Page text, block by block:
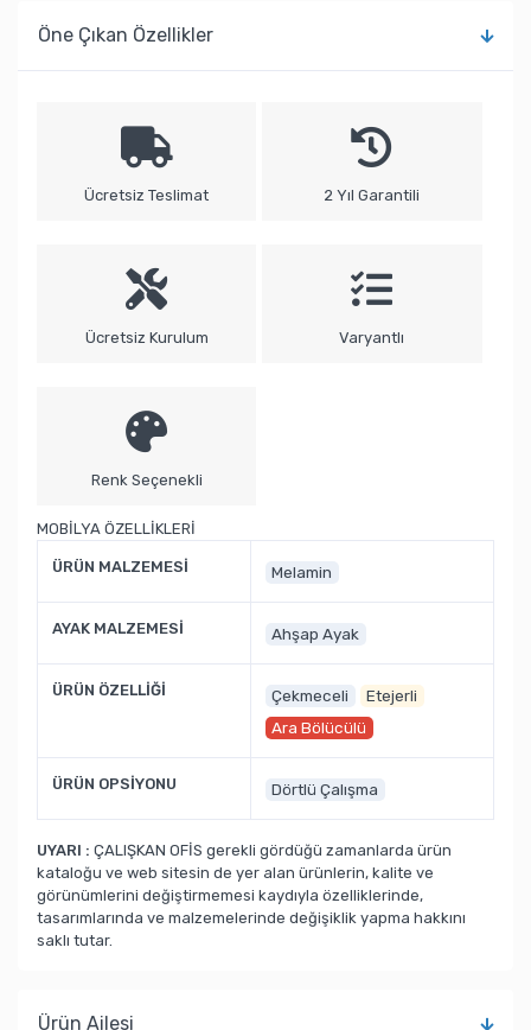
Öne Çıkan Özellikler
Ücretsiz Teslimat 2 Yıl Garantili
Ücretsiz Kurulum Varyantlı
Renk Seçenekli
MOBİLYA ÖZELLİKLERİ
ÜRÜN MALZEMESİ Melamin
AYAK MALZEMESİ Ahşap Ayak
ÜRÜN ÖZELLİĞİ Çekmeceli
Etejerli
Ara Bölücülü
ÜRÜN OPSİYONU Dörtlü Çalışma
UYARI : ÇALIŞKAN OFİS gerekli gördüğü zamanlarda ürün
kataloğu ve web sitesin de yer alan ürünlerin, kalite ve
görünümlerini değiştirmemesi kaydıyla özelliklerinde,
tasarımlarında ve malzemelerinde değişiklik yapma hakkını
saklı tutar.
Ürün Ailesi